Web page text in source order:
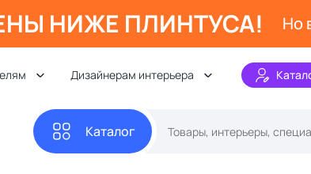
НИЖЕ ПЛИНТУСА! Но
Дизайнерам интерьера
Каталог